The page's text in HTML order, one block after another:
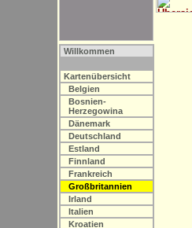
Willkommen
Kartenübersicht
Belgien
Bosnien-
Herzegowina
Dänemark
Deutschland
Estland
Finnland
Frankreich
Großbritannien
Irland
Italien
Kroatien